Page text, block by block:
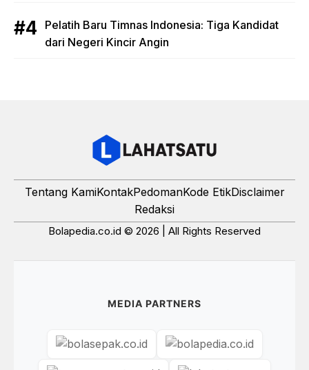
Pelatih Baru Timnas Indonesia: Tiga Kandidat
dari Negeri Kincir Angin
Tentang KamiKontakPedomanKode EtikDisclaimer
Redaksi
Bolapedia.co.id © 2026 | All Rights Reserved
MEDIA PARTNERS